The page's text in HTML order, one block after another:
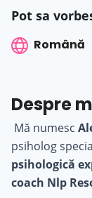
Pot sa
Română
Despre
Mă numesc
psiholog
psihologică
coach Nlp